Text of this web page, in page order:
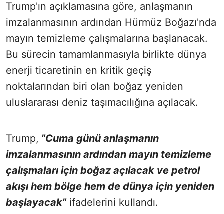
Trump'ın açıklamasına göre, anlaşmanın
imzalanmasının ardından Hürmüz Boğazı'nda
mayın temizleme çalışmalarına başlanacak.
Bu sürecin tamamlanmasıyla birlikte dünya
enerji ticaretinin en kritik geçiş
noktalarından biri olan boğaz yeniden
uluslararası deniz taşımacılığına açılacak.
Trump, "Cuma günü anlaşmanın
imzalanmasının ardından mayın temizleme
çalışmaları için boğaz açılacak ve petrol
akışı hem bölge hem de dünya için yeniden
başlayacak"ifadelerini kullandı.